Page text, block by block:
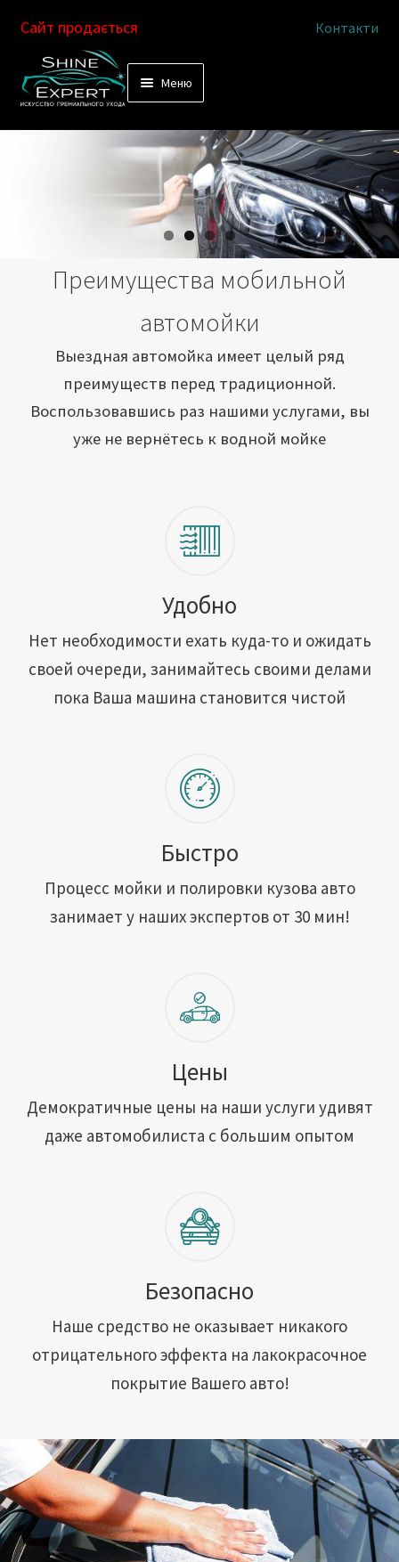
Перейти
к
Перейти
к
Сайт продається Контакти
Меню
Выездная автомойка
Химчистка салона
Подетальная химчистка
Как это работает
Сотрудничество
Вакансии
Адреса обслуживания
Контакты
Преимущества мобильной
автомойки
Выездная автомойка имеет целый ряд
преимуществ перед традиционной.
Воспользовавшись раз нашими услугами, вы
уже не вернётесь к водной мойке
Удобно
Нет необходимости ехать куда-то и ожидать
своей очереди, занимайтесь своими делами
пока Ваша машина становится чистой
Быстро
Процесс мойки и полировки кузова авто
занимает у наших экспертов от 30 мин!
Цены
Демократичные цены на наши услуги удивят
даже автомобилиста с большим опытом
Безопасно
Наше средство не оказывает никакого
отрицательного эффекта на лакокрасочное
покрытие Вашего авто!